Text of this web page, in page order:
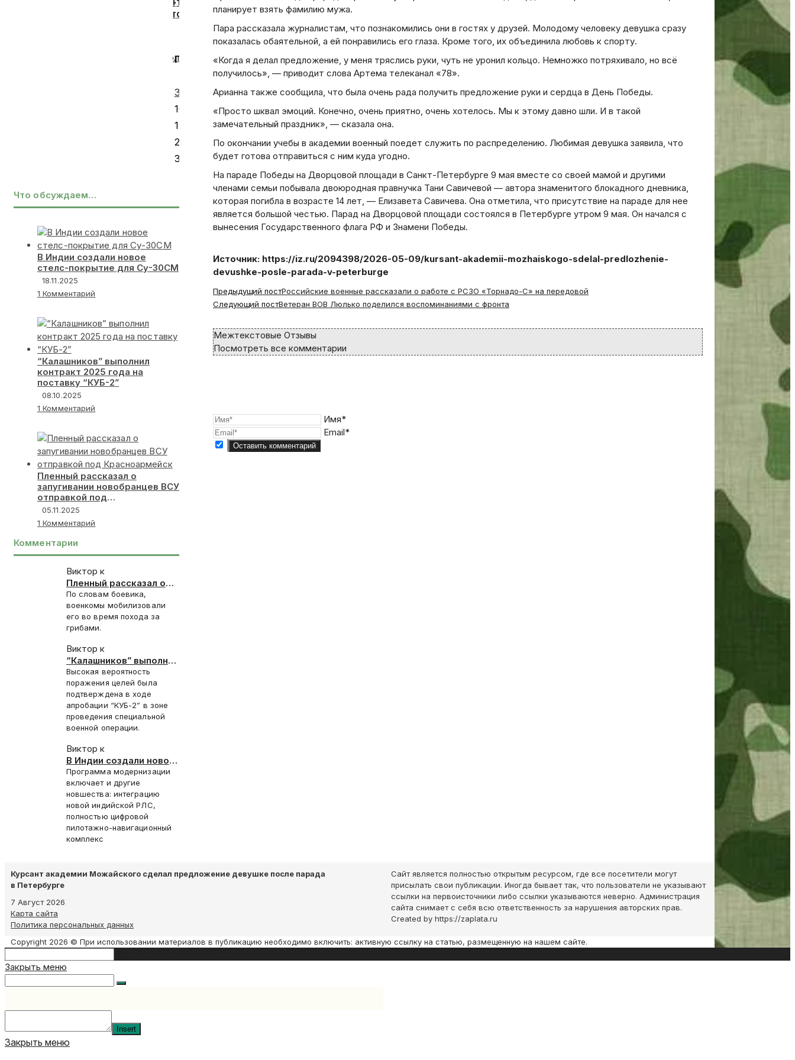
планирует взять фамилию мужа.
Пара рассказала журналистам, что познакомились они в гостях у друзей. Молодому человеку девушка сразу
показалась обаятельной, а ей понравились его глаза. Кроме того, их объединила любовь к спорту.
«Когда я делал предложение, у меня тряслись руки, чуть не уронил кольцо. Немножко потряхивало, но всё
получилось», — приводит слова Артема телеканал «78».
Арианна также сообщила, что была очень рада получить предложение руки и сердца в День Победы.
«Просто шквал эмоций. Конечно, очень приятно, очень хотелось. Мы к этому давно шли. И в такой
замечательный праздник», — сказала она.
По окончании учебы в академии военный поедет служить по распределению. Любимая девушка заявила, что
будет готова отправиться с ним куда угодно.
На параде Победы на Дворцовой площади в Санкт-Петербурге 9 мая вместе со своей мамой и другими
членами семьи побывала двоюродная правнучка Тани Савичевой — автора знаменитого блокадного дневника,
которая погибла в возрасте 14 лет, — Елизавета Савичева. Она отметила, что присутствие на параде для нее
является большой честью. Парад на Дворцовой площади состоялся в Петербурге утром 9 мая. Он начался с
вынесения Государственного флага РФ и Знамени Победы.
Источник: https://iz.ru/2094398/2026-05-09/kursant-akademii-mozhaiskogo-sdelal-predlozhenie-
devushke-posle-parada-v-peterburge
Read
more
Предыдущий постРоссийские военные рассказали о работе с РСЗО «Торнадо-С» на передовой
Следующий постВетеран ВОВ Люлько поделился воспоминаниями с фронта
Межтекстовые Отзывы
Посмотреть все комментарии
Имя*
Email*
плит
АПЛ
запустили
Северодвинске
от
детдомовец
Героем
РФ
Июл
Август 2026
Пн
Ср Чт Пт Сб Вс
1
2
3
6 7 8
9
10
12 13 14 15 16
17
19 20 21 22 23
24
26 27 28 29 30
31
Что обсуждаем…
В Индии создали новое
стелс-покрытие для Су-30СМ
18.11.2025
1 Комментарий
“Калашников” выполнил
контракт 2025 года на
поставку “КУБ-2”
08.10.2025
1 Комментарий
Пленный рассказал о
запугивании новобранцев ВСУ
отправкой под
Красноармейск
05.11.2025
1 Комментарий
Комментарии
Виктор к
Пленный рассказал о
запугивании
новобранцев ВСУ
отправкой под
Красноармейск
По словам боевика,
военкомы мобилизовали
его во время похода за
грибами.
Виктор к
“Калашников” выполнил
контракт 2025 года на
поставку “КУБ-2”
Высокая вероятность
поражения целей была
подтверждена в ходе
апробации “КУБ-2” в зоне
проведения специальной
военной операции.
Виктор к
В Индии создали новое
стелс-покрытие для
Су-30СМ
Программа модернизации
включает и другие
новшества: интеграцию
новой индийской РЛС,
полностью цифровой
пилотажно-навигационный
комплекс
Курсант академии Можайского сделал предложение девушке после парада
в Петербурге
7 Август 2026
Карта сайта
Политика персональных данных
Сайт является полностью открытым ресурсом, где все посетители могут
присылать свои публикации. Иногда бывает так, что пользователи не указывают
ссылки на первоисточники либо ссылки указываются неверно. Администрация
сайта снимает с себя всю ответственность за нарушения авторских прав.
Created by https://zaplata.ru
Copyright 2026 © При использовании материалов в публикацию необходимо включить: активную ссылку на статью, размещенную на нашем сайте.
this
Закрыть меню
Insert
Закрыть меню